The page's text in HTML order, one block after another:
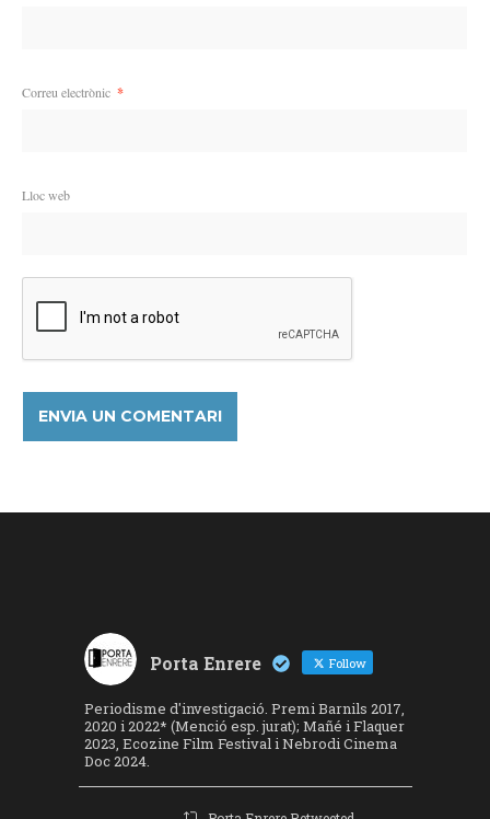
Correu electrònic *
Lloc web
Porta Enrere Follow
Periodisme d'investigació. Premi Barnils 2017,
2020 i 2022* (Menció esp. jurat); Mañé i Flaquer
2023, Ecozine Film Festival i Nebrodi Cinema
Doc 2024.